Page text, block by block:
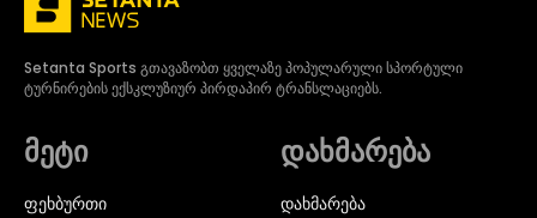
Setanta Sports გთავაზობთ ყველაზე პოპულარული სპორტული
ტურნირების ექსკლუზიურ პირდაპირ ტრანსლაციებს.
მეტი
ᲤᲔᲮᲑᲣᲠᲗᲘ
დახმარება
დახმარება